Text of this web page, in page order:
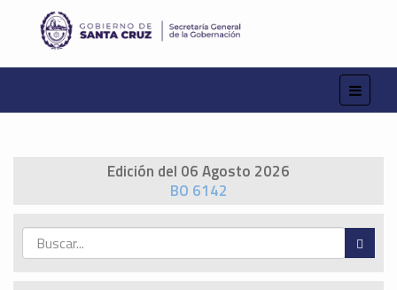
Edición del 06 Agosto 2026
BO 6142